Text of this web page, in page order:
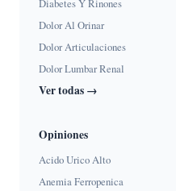
Diabetes Y Rinones
Dolor Al Orinar
Dolor Articulaciones
Dolor Lumbar Renal
Ver todas →
Opiniones
Acido Urico Alto
Anemia Ferropenica